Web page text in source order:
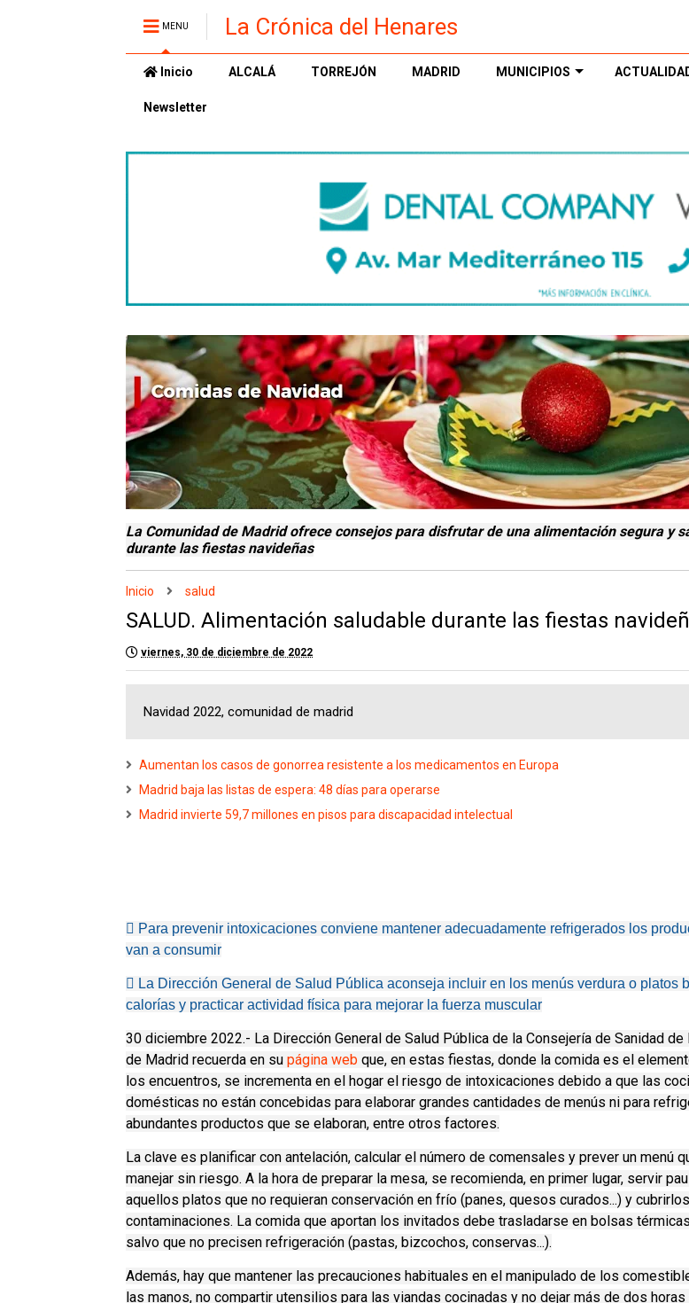
MENU La Crónica del Henares
Inicio ALCALÁ TORREJÓN MADRID MUNICIPIOS
Newsletter
La Comunidad de Madrid ofrece consejos para disfrutar de una alimentación segura y
durante las fiestas navideñas
Inicio salud
SALUD. Alimentación saludable durante las fiestas
viernes, 30 de diciembre de 2022
Navidad 2022, comunidad de madrid
Aumentan los casos de gonorrea resistente a los medicamentos en Europa
Madrid baja las listas de espera: 48 días para operarse
Madrid invierte 59,7 millones en pisos para discapacidad intelectual
 Para prevenir intoxicaciones conviene mantener adecuadamente refrigerados los
van a consumir
 La Dirección General de Salud Pública aconseja incluir en los menús verdura o platos
calorías y practicar actividad física para mejorar la fuerza muscular
30 diciembre 2022.- La Dirección General de Salud Pública de la Consejería de Sanidad de
de Madrid recuerda en su página web que, en estas fiestas, donde la comida es el
los encuentros, se incrementa en el hogar el riesgo de intoxicaciones debido a que las
domésticas no están concebidas para elaborar grandes cantidades de menús ni para
abundantes productos que se elaboran, entre otros factores.
La clave es planificar con antelación, calcular el número de comensales y prever un menú
manejar sin riesgo. A la hora de preparar la mesa, se recomienda, en primer lugar, servir
aquellos platos que no requieran conservación en frío (panes, quesos curados...) y
contaminaciones. La comida que aportan los invitados debe trasladarse en bolsas
salvo que no precisen refrigeración (pastas, bizcochos, conservas...).
Además, hay que mantener las precauciones habituales en el manipulado de los
las manos, no compartir utensilios para las viandas cocinadas y no dejar más de dos horas